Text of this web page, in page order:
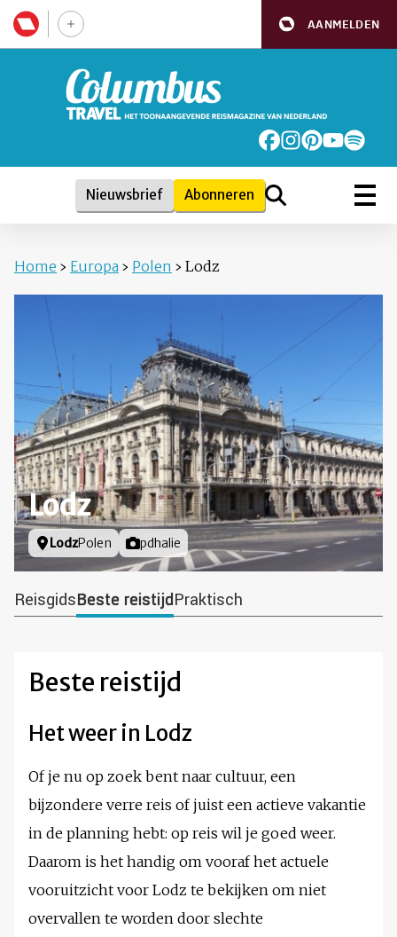
AANMELDEN
Nieuwsbrief Abonneren
Home › Europa › Polen › Lodz
Lodz
Locatie
LodzPolen Foto door
pdhalie
ReisgidsBeste reistijdPraktisch
Beste reistijd
Het weer in Lodz
Of je nu op zoek bent naar cultuur, een
bijzondere verre reis of juist een actieve vakantie
in de planning hebt: op reis wil je goed weer.
Daarom is het handig om vooraf het actuele
vooruitzicht voor Lodz te bekijken om niet
overvallen te worden door slechte